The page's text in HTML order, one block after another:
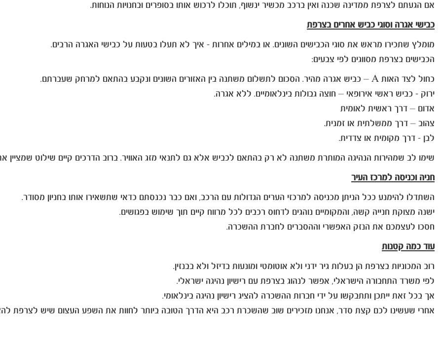
אם הגעתם לצרפת ממדינה שכנה ואין ברכב מכשיר ינשוף, תוכלו לרכוש אותו בסופרים ובחנויות הנוחות.
כבישי אגרה וסוגי כביש אחרים בצרפת
מומלץ שתכירו מראש את סוגי הכבישים השונים. או במילים אחרות - איך לא תעלו בטעות על כבישי האגרה הרבים.
הכבישים בצרפת מסווגים לפי צבעים:
כחול לצד האות A – כביש אגרה מהיר. הסכום לתשלום משתנה בין האזורים השונים ונקבע בהתאם למרחק שעברתם.
ירוק - כביש ראשי אירופאי – חוצה גבולות בינלאומיים. ללא אגרה.
אדום – דרך ראשית לאומית
צהוב – דרך ממשלתית או זמנית.
לבן - דרך מקומית או צדדית.
שימו לב שמהירות הנהיגה המותרת משתנה לא רק בהתאם לכביש אלא גם לתנאי מזג האוויר. ברוב הדרכים קיים שילוט שמציין
חניה וכניסה למרכז העיר
השתדלו להימנע ככל הניתן מכניסה למרכזי הערים הגדולות עם הרכב, ואם כבר נכנסתם כדאי שתשאירו אותו בחניון מסודר.
ישנה מצוקת חנייה קשה, והמקומיים נוהגים לדחוס רכבים לכל מרווח קיים תוך שימוש בפגושים.
חסכו לעצמכם את הנזק האפשרי וההסברים לחברת ההשכרה.
עוד כמה קטנות
רוב המכוניות בצרפת הן בעלות גיר ידני ולא אוטומטי ומונעות בדיזל ולא בבנזין.
לפי משרד התחבורה הישראלי, אפשר לנהוג בצרפת עם רישיון נהיגה ישראלי.
אך בכל זאת ייתכן ותתבקשו על ידי חברות ההשכרה להציג רישיון נהיגה בינלאומי.
אחרי שעשינו לכם קצת סדר, אנחנו מזכירים שוב שהשכרת רכב היא הדרך הטובה ביותר לחוות את השפע העצום שיש לצרפת